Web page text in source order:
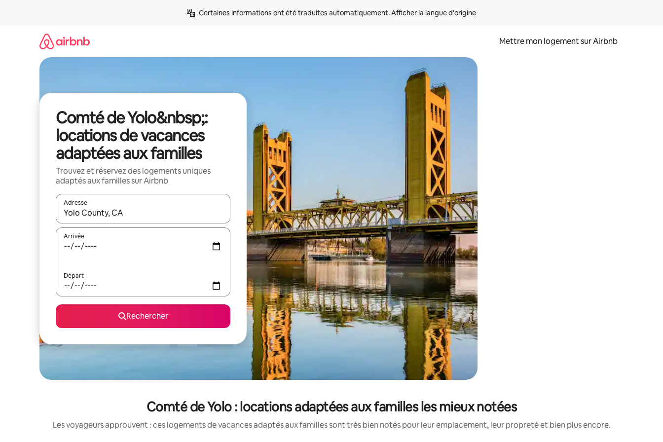
Certaines informations ont été traduites automatiquement. Afficher la langue d'origine
Mettre mon logement sur Airbnb
Comté de Yolo&nbsp;:
locations de vacances
adaptées aux familles
Trouvez et réservez des logements uniques
adaptés aux familles sur Airbnb
Adresse
Lorsque les résultats s'affichent, utilisez les flèches vers le haut et vers le bas pour les parcourir ou en appuyant et en faisant glisser.
Arrivée
Départ
Rechercher
Comté de Yolo : locations adaptées aux familles les mieux notées
Les voyageurs approuvent : ces logements de vacances adaptés aux familles sont très bien notés pour leur emplacement, leur propreté et bien plus encore.